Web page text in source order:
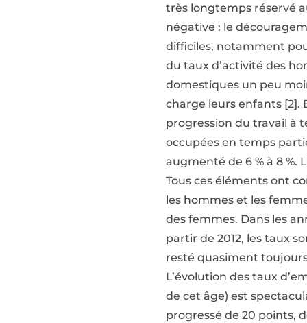
très longtemps réservé
négative : le
difficiles, notamment
du taux d’activité des
domestiques un peu
charge leurs enfants [2].
progression du travail à
occupées en temps
augmenté de 6 % à 8
Tous ces éléments ont
les hommes et les
des femmes. Dans les
partir de 2012, les taux
resté quasiment
L’évolution des taux
de cet âge) est
progressé de 20 points,